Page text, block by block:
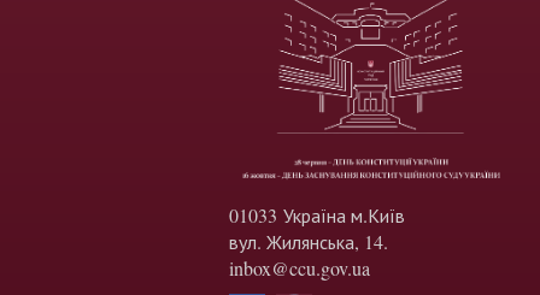
01033 Україна м.Київ
вул. Жилянська, 14.
inbox@ccu.gov.ua